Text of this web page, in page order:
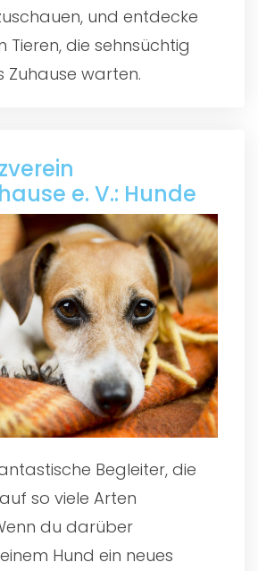
und entdecke
Tieren, die sehnsüchtig
Zuhause warten.
e. V.: Hunde
Begleiter, die
so viele Arten
du darüber
Hund ein neues